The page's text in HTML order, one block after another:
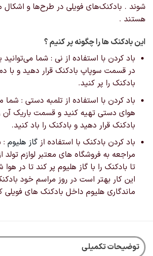
شوند . بادکنک‌های فویلی در طرح‌ها و اشکال‌
هستند .
این بادکنک ها را چگونه پر کنیم ؟
باد کردن با استفاده از نی : شما
در قسمت سوپاپ بادکنک قرار دهید و با
بادکنک را پر کنید.
باد کردن با استفاده از تلمبه دستی :
هوای دستی تهیه کنید و قسمت باریک آن
بادکنک قرار دهید و بادکنک را باد کنید.
باد کردن بادکنک با استفاده از گاز هلیوم:
مراجعه به فروشگاه های معتبر لوازم تولد
تا بادکنک را با گاز هلیوم پر کند تا در هوا
این کار بهتر است در روز مراسم خود
ماندگاری هلیوم داخل بادکنک های
توضیحات تکمیلی